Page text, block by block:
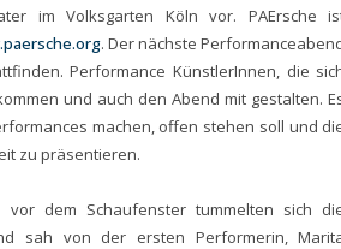
im Volksgarten Köln vor. PAErsche
. Der nächste
Performance KünstlerInnen, die
und auch den Abend mit gestalten.
machen, offen stehen soll und
zu präsentieren.
vor dem Schaufenster tummelten sich
sah von der ersten Performerin,